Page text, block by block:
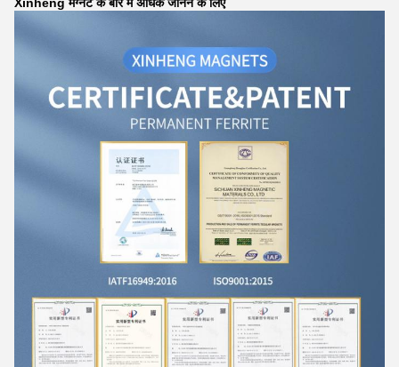
Xinheng मैग्नेट के बारे में अधिक जानने के लिए